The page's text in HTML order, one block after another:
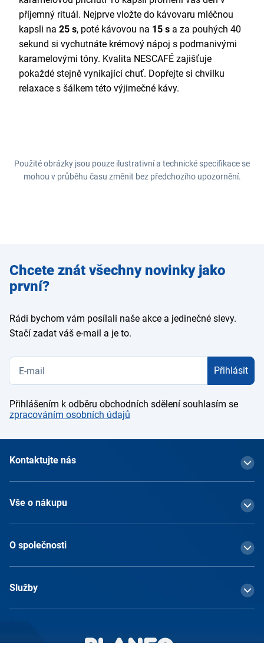
příjemný rituál. Nejprve vložte do kávovaru mléčnou
kapsli na 25 s, poté kávovou na 15 s a za pouhých 40
sekund si vychutnáte krémový nápoj s podmanivými
karamelovými tóny. Kvalita NESCAFÉ zajišťuje
pokaždé stejně vynikající chuť. Dopřejte si chvilku
relaxace s šálkem této výjimečné kávy.
Použité obrázky jsou pouze ilustrativní a technické specifikace se
mohou v průběhu času změnit bez předchozího upozornění.
Zadejte
e-mail
Chcete znát všechny novinky jako
první?
Rádi bychom vám posílali naše akce a jedinečné slevy.
Stačí zadat váš e-mail a je to.
Přihlásit
Přihlášením k odběru obchodních sdělení souhlasím se
zpracováním osobních údajů
Kontaktujte nás
Vše o nákupu
O společnosti
Služby